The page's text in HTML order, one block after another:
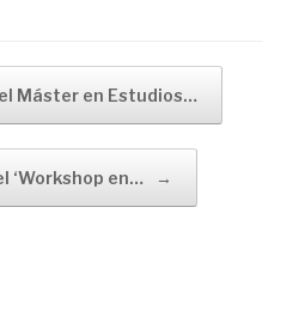
Máster en Estudios…
‘Workshop en… →